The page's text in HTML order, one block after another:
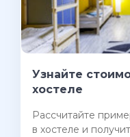
Узнайте
хостеле
Рассчитайте
в хостеле и